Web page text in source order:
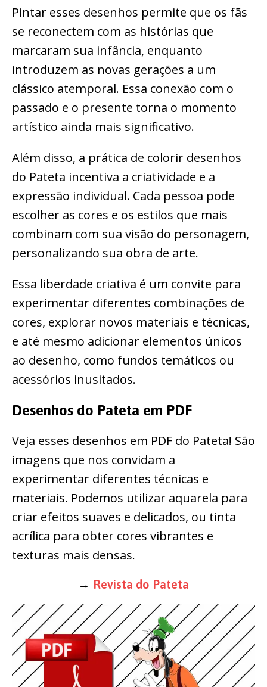
Pintar esses desenhos permite que os fãs
se reconectem com as histórias que
marcaram sua infância, enquanto
introduzem as novas gerações a um
clássico atemporal. Essa conexão com o
passado e o presente torna o momento
artístico ainda mais significativo.
Além disso, a prática de colorir desenhos
do Pateta incentiva a criatividade e a
expressão individual. Cada pessoa pode
escolher as cores e os estilos que mais
combinam com sua visão do personagem,
personalizando sua obra de arte.
Essa liberdade criativa é um convite para
experimentar diferentes combinações de
cores, explorar novos materiais e técnicas,
e até mesmo adicionar elementos únicos
ao desenho, como fundos temáticos ou
acessórios inusitados.
Desenhos do Pateta em PDF
Veja esses desenhos em PDF do Pateta! São
imagens que nos convidam a
experimentar diferentes técnicas e
materiais. Podemos utilizar aquarela para
criar efeitos suaves e delicados, ou tinta
acrílica para obter cores vibrantes e
texturas mais densas.
→ Revista do Pateta